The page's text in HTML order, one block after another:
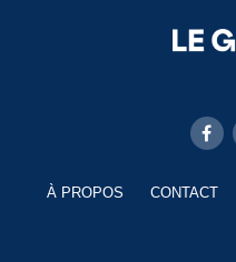
À PROPOS CONTACT